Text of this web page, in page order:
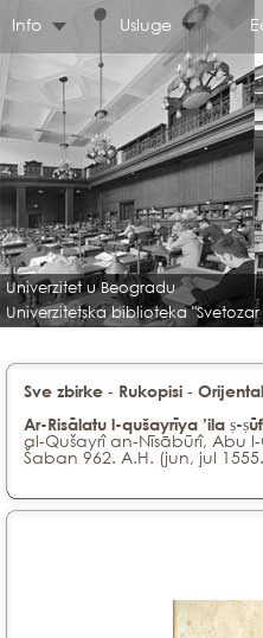
Info Usluge
Univerzitet u Beogradu
Univerzitetska biblioteka
Sve zbirke - Rukopisi -
Ar-Risālatu l-qušayrīya ’ila ṣ-
al-Qušayrî an-Nīsābūrî, Abu
Šaban 962. A.H. (jun, jul